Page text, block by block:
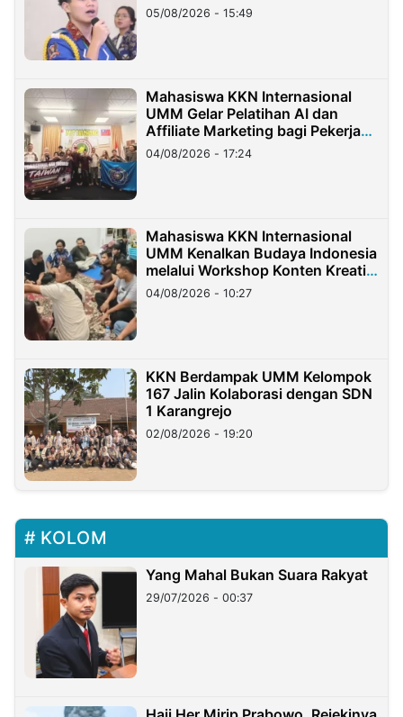
05/08/2026 - 15:49
Mahasiswa KKN Internasional
UMM Gelar Pelatihan AI dan
Affiliate Marketing bagi Pekerja
Migran Indonesia di Taiwan
04/08/2026 - 17:24
Mahasiswa KKN Internasional
UMM Kenalkan Budaya Indonesia
melalui Workshop Konten Kreatif
di Taiwan
04/08/2026 - 10:27
KKN Berdampak UMM Kelompok
167 Jalin Kolaborasi dengan SDN
1 Karangrejo
02/08/2026 - 19:20
KOLOM
Yang Mahal Bukan Suara Rakyat
29/07/2026 - 00:37